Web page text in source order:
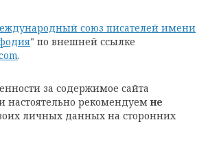
союз писателей имени
" по внешней ссылке
.
за содержимое сайта
настоятельно рекомендуемне
личных данных на сторонних